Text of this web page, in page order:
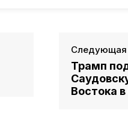
Следующая
Трамп
Востока